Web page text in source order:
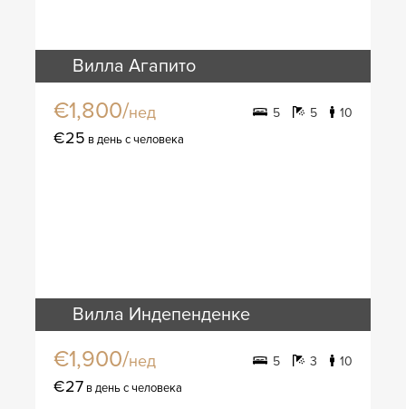
Вилла Агапито
€1,800/нед 5 5 10
€25 в день с человека
Вилла Индепенденке
€1,900/нед 5 3 10
€27 в день с человека